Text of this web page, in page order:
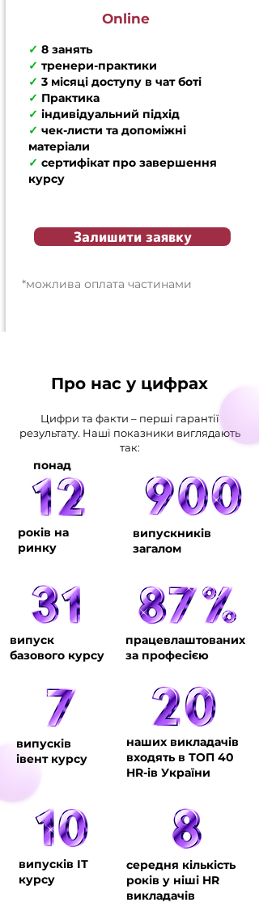
Online
✓ 8 занять
✓ тренери-практики
✓ 3 місяці доступу в чат боті
✓ Практика
✓ індивідуальний підхід
✓ чек-листи та допоміжні
матеріали
✓ сертифікат про завершення
курсу
Залишити заявку
*можлива оплата частинами
Про нас у цифрах
Цифри та факти – перші гарантії
результату. Наші показники виглядають
так:
років на
ринку
понад
випускників
загалом
випуск
базового курсу
випусків
івент курсу
випусків ІТ
курсу
працевлаштованих
за професією
наших викладачів
входять в ТОП 40
HR-ів України
середня кількість
років у ніші HR
викладачів